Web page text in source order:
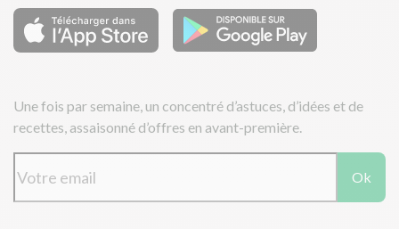
Une fois par semaine, un concentré d’astuces, d’idées et de
recettes, assaisonné d’offres en avant-première.
Ok